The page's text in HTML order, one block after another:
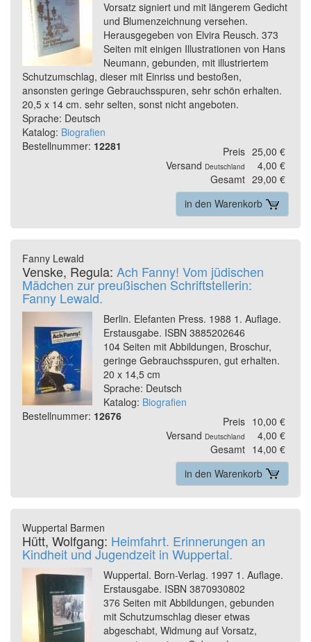
Vorsatz signiert und mit längerem Gedicht
und Blumenzeichnung versehen.
Herausgegeben von Elvira Reusch. 373
Seiten mit einigen Illustrationen von Hans
Neumann, gebunden, mit illustriertem
Schutzumschlag, dieser mit Einriss und bestoßen,
ansonsten geringe Gebrauchsspuren, sehr schön erhalten.
20,5 x 14 cm. sehr selten, sonst nicht angeboten.
Sprache: Deutsch
Katalog: Biografien
Bestellnummer: 12281 Preis 25,00 €
Versand Deutschland
4,00 €
Gesamt 29,00 €
in den Warenkorb
Fanny Lewald
Venske, Regula: Ach Fanny! Vom jüdischen
Mädchen zur preußischen Schriftstellerin:
Fanny Lewald.
Berlin. Elefanten Press. 1988 1. Auflage.
Erstausgabe. ISBN 3885202646
104 Seiten mit Abbildungen, Broschur,
geringe Gebrauchsspuren, gut erhalten.
20 x 14,5 cm
Sprache: Deutsch
Katalog: Biografien
Bestellnummer: 12676 Preis 10,00 €
Versand Deutschland
4,00 €
Gesamt 14,00 €
in den Warenkorb
Wuppertal Barmen
Hütt, Wolfgang: Heimfahrt. Erinnerungen an
Kindheit und Jugendzeit in Wuppertal.
Wuppertal. Born-Verlag. 1997 1. Auflage.
Erstausgabe. ISBN 3870930802
376 Seiten mit Abbildungen, gebunden
mit Schutzumschlag dieser etwas
abgeschabt, Widmung auf Vorsatz,